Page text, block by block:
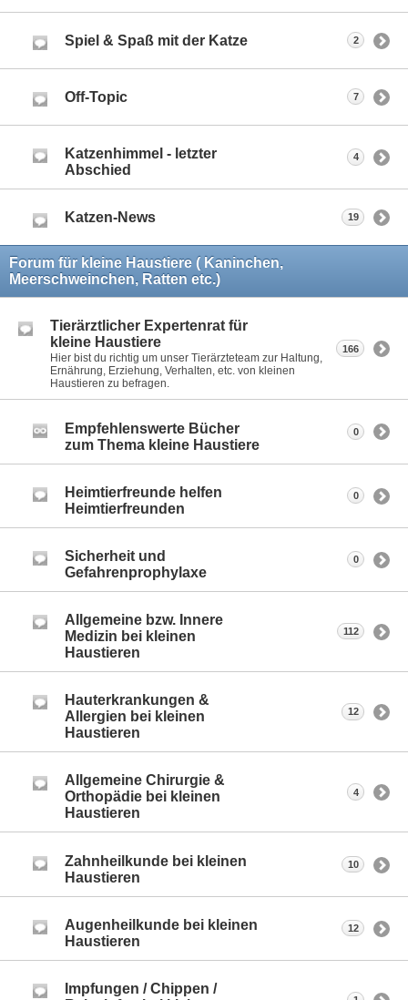
Spiel & Spaß mit der Katze 2
Off-Topic 7
Katzenhimmel - letzter
Abschied
4
Katzen-News 19
Forum für kleine Haustiere ( Kaninchen,
Meerschweinchen, Ratten etc.)
Tierärztlicher Expertenrat für
kleine Haustiere
Hier bist du richtig um unser Tierärzteteam zur Haltung,
Ernährung, Erziehung, Verhalten, etc. von kleinen
Haustieren zu befragen.
166
Empfehlenswerte Bücher
zum Thema kleine Haustiere
0
Heimtierfreunde helfen
Heimtierfreunden
0
Sicherheit und
Gefahrenprophylaxe
0
Allgemeine bzw. Innere
Medizin bei kleinen
Haustieren
112
Hauterkrankungen &
Allergien bei kleinen
Haustieren
12
Allgemeine Chirurgie &
Orthopädie bei kleinen
Haustieren
4
Zahnheilkunde bei kleinen
Haustieren
10
Augenheilkunde bei kleinen
Haustieren
12
Impfungen / Chippen /